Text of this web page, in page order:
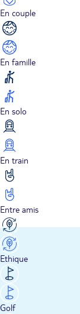
En couple
En famille
En solo
En train
Entre amis
Ethique
Golf